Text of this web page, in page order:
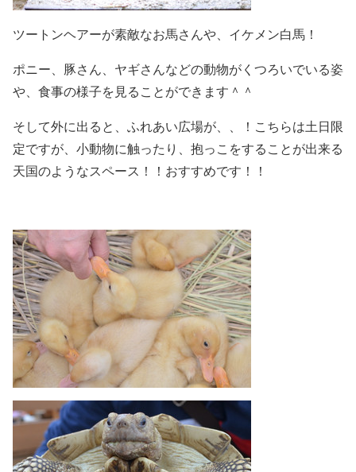
ツートンヘアーが素敵なお馬さんや、イケメン白馬！
ポニー、豚さん、ヤギさんなどの動物がくつろいでいる姿
や、食事の様子を見ることができます＾＾
そして外に出ると、ふれあい広場が、、！こちらは土日限
定ですが、小動物に触ったり、抱っこをすることが出来る
天国のようなスペース！！おすすめです！！